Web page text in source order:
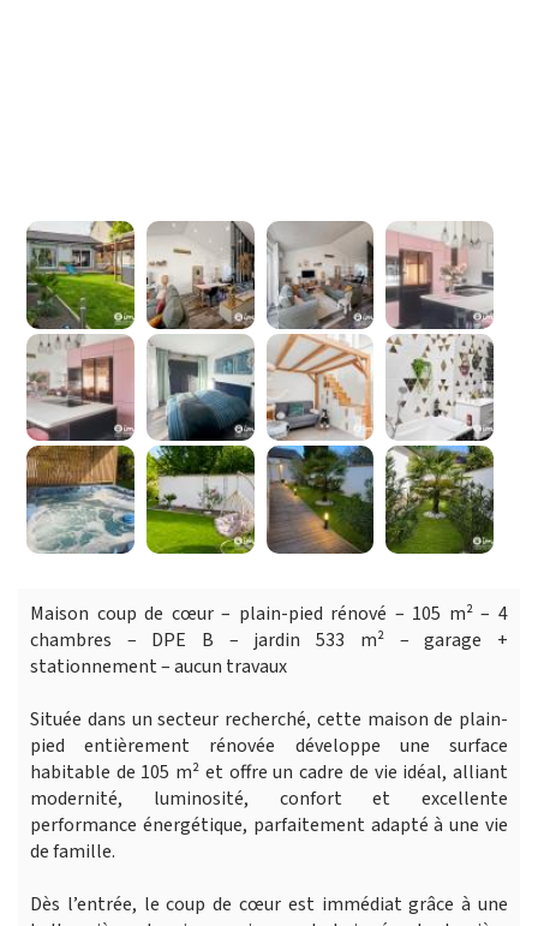
Maison coup de cœur – plain-pied rénové – 105 m² – 4
chambres – DPE B – jardin 533 m² – garage +
stationnement – aucun travaux
Située dans un secteur recherché, cette maison de plain-
pied entièrement rénovée développe une surface
habitable de 105 m² et offre un cadre de vie idéal, alliant
modernité, luminosité, confort et excellente
performance énergétique, parfaitement adapté à une vie
de famille.
Dès l’entrée, le coup de cœur est immédiat grâce à une